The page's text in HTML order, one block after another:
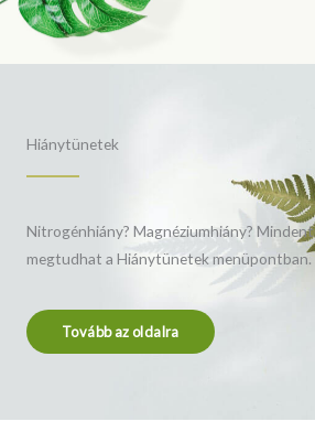
Hiánytünetek
Nitrogénhiány? Magnéziumhiány? Mindent
megtudhat a Hiánytünetek menüpontban.
Tovább az oldalra